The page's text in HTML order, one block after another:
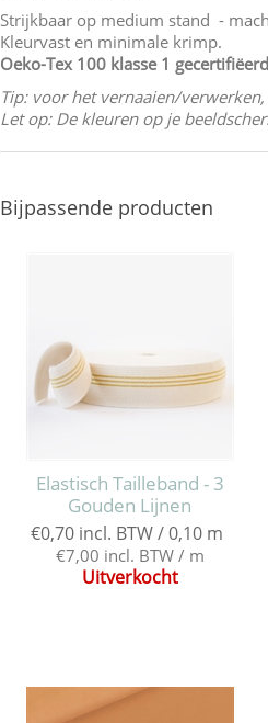
Strijkbaar op medium stand -
Kleurvast en minimale krimp.
Oeko-Tex 100 klasse 1
Tip: voor het vernaaien/
Let op: De kleuren op je
Bijpassende producten
Elastisch Tailleband - 3
Gouden Lijnen
€0,70 incl. BTW / 0,10 m
€7,00 incl. BTW / m
Uitverkocht